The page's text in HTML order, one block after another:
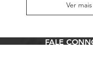
Ver mais
FALE